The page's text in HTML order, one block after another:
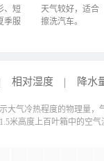
、短
季服
天气较好，适合
擦洗汽车。
相对湿度 降水
大气冷热程度的物理量，
米高度上百叶箱中的空气